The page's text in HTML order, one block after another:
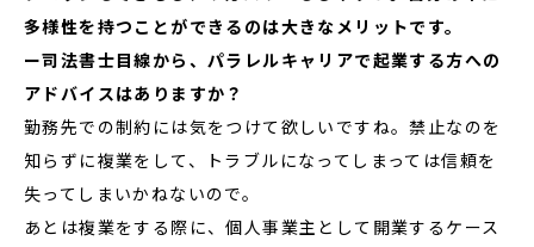
多様性を持つことができるのは大きなメリットです。
ー司法書士目線から、パラレルキャリアで起業する方への
アドバイスはありますか？
勤務先での制約には気をつけて欲しいですね。禁止なのを
知らずに複業をして、トラブルになってしまっては信頼を
失ってしまいかねないので。
あとは複業をする際に、個人事業主として開業するケース